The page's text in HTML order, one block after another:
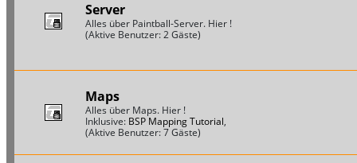
Server
Alles über Paintball-Server. Hier !
(Aktive Benutzer: 2 Gäste)
Maps
Alles über Maps. Hier !
Inklusive: BSP Mapping Tutorial,
(Aktive Benutzer: 7 Gäste)